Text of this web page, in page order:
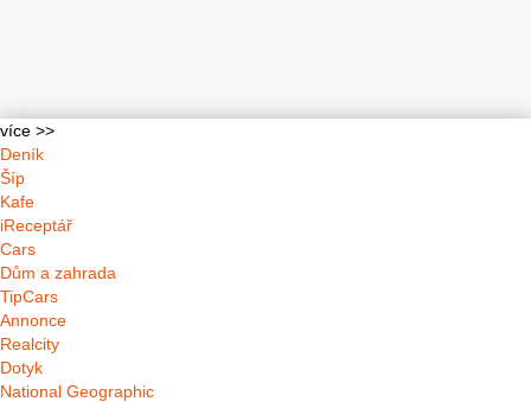
více >>
Deník
Šíp
Kafe
iReceptář
Cars
Dům a zahrada
TipCars
Annonce
Realcity
Dotyk
National Geographic